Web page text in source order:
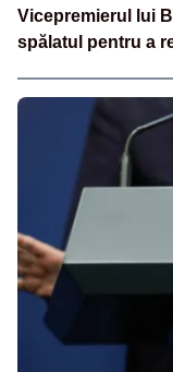
Vicepremierul lui
spălatul pentru a